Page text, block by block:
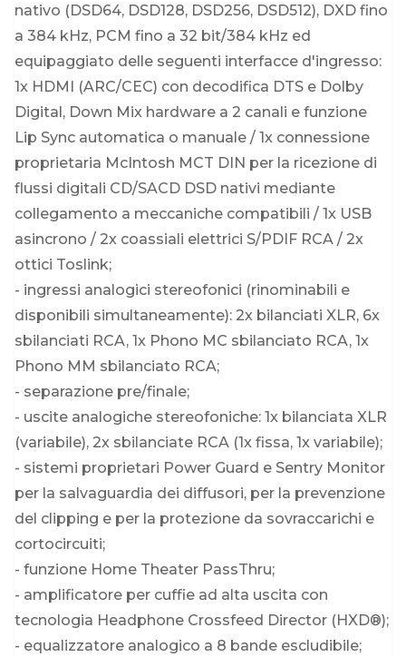
nativo (DSD64, DSD128, DSD256, DSD512), DXD fino
a 384 kHz, PCM fino a 32 bit/384 kHz ed
equipaggiato delle seguenti interfacce d'ingresso:
1x HDMI (ARC/CEC) con decodifica DTS e Dolby
Digital, Down Mix hardware a 2 canali e funzione
Lip Sync automatica o manuale / 1x connessione
proprietaria McIntosh MCT DIN per la ricezione di
flussi digitali CD/SACD DSD nativi mediante
collegamento a meccaniche compatibili / 1x USB
asincrono / 2x coassiali elettrici S/PDIF RCA / 2x
ottici Toslink;
- ingressi analogici stereofonici (rinominabili e
disponibili simultaneamente): 2x bilanciati XLR, 6x
sbilanciati RCA, 1x Phono MC sbilanciato RCA, 1x
Phono MM sbilanciato RCA;
- separazione pre/finale;
- uscite analogiche stereofoniche: 1x bilanciata XLR
(variabile), 2x sbilanciate RCA (1x fissa, 1x variabile);
- sistemi proprietari Power Guard e Sentry Monitor
per la salvaguardia dei diffusori, per la prevenzione
del clipping e per la protezione da sovraccarichi e
cortocircuiti;
- funzione Home Theater PassThru;
- amplificatore per cuffie ad alta uscita con
tecnologia Headphone Crossfeed Director (HXD®);
- equalizzatore analogico a 8 bande escludibile;